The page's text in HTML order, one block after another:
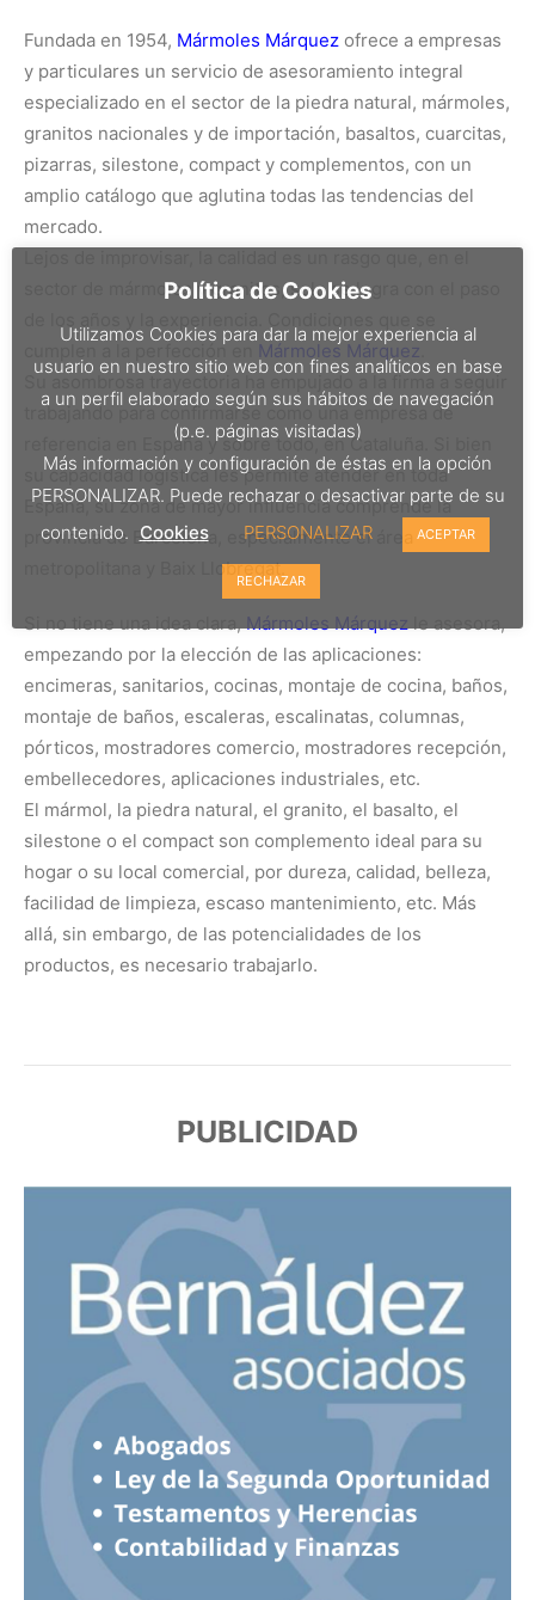
Fundada en 1954, Mármoles Márquez ofrece a empresas
y particulares un servicio de asesoramiento integral
especializado en el sector de la piedra natural, mármoles,
granitos nacionales y de importación, basaltos, cuarcitas,
pizarras, silestone, compact y complementos, con un
amplio catálogo que aglutina todas las tendencias del
mercado.
sector de mármoles y granitos, solo se logra con el paso
cumplen a la perfección en
Mármoles Márquez
trabajando para confirmarse como una empresa de
referencia en España y sobre todo, en Cataluña. Si bien
su capacidad logística les permite atender en toda
España, su zona de mayor influencia comprende la
provincia de Barcelona, especialmente el área
metropolitana y Baix Llobregat.
Si no tiene una idea clara,Mármoles Márquezle asesora,
empezando por la elección de las aplicaciones:
encimeras, sanitarios, cocinas, montaje de cocina, baños,
montaje de baños, escaleras, escalinatas, columnas,
pórticos, mostradores comercio, mostradores recepción,
embellecedores, aplicaciones industriales, etc.
El mármol, la piedra natural, el granito, el basalto, el
silestone o el compact son complemento ideal para su
hogar o su local comercial, por dureza, calidad, belleza,
facilidad de limpieza, escaso mantenimiento, etc. Más
allá, sin embargo, de las potencialidades de los
productos, es necesario trabajarlo.
PUBLICIDAD
Política de Cookies
Utilizamos Cookies para dar la mejor experiencia al
usuario en nuestro sitio web con fines analíticos en base
a un perfil elaborado según sus hábitos de navegación
(p.e. páginas visitadas)
Más información y configuración de éstas en la opción
PERSONALIZAR. Puede rechazar o desactivar parte de su
contenido. Cookies PERSONALIZAR ACEPTAR
RECHAZAR